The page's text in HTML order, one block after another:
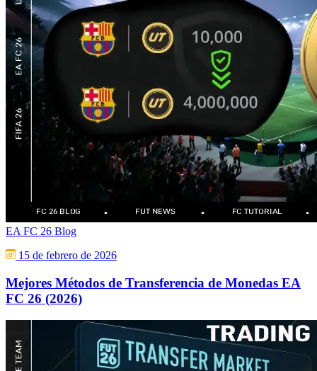
EA FC 26 Blog
15 de febrero de 2026
Mejores Métodos de Transferencia de Monedas EA
FC 26 (2026)